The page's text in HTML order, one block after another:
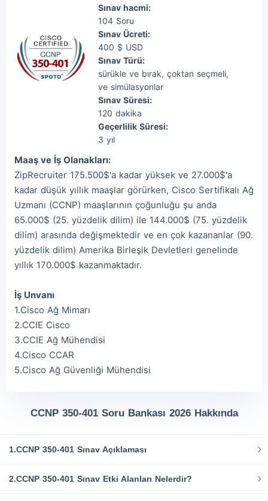
Sınav hacmi:
104 Soru
Sınav Ücreti:
400 $ USD
Sınav Türü:
sürükle ve bırak, çoktan seçmeli,
ve simülasyonlar
Sınav Süresi:
120 dakika
Geçerlilik Süresi:
3 yıl
Maaş ve İş Olanakları:
ZipRecruiter 175.500$'a kadar yüksek ve 27.000$'a
kadar düşük yıllık maaşlar görürken, Cisco Sertifikalı Ağ
Uzmanı (CCNP) maaşlarının çoğunluğu şu anda
65.000$ (25. yüzdelik dilim) ile 144.000$ (75. yüzdelik
dilim) arasında değişmektedir ve en çok kazananlar (90.
yüzdelik dilim) Amerika Birleşik Devletleri genelinde
yıllık 170.000$ kazanmaktadır.
İş Unvanı
1.Cisco Ağ Mimarı
2.CCIE Cisco
3.CCIE Ağ Mühendisi
4.Cisco CCAR
5.Cisco Ağ Güvenliği Mühendisi
CCNP 350-401 Soru Bankası 2026 Hakkında
1.CCNP 350-401 Sınav Açıklaması
2.CCNP 350-401 Sınav Etki Alanları Nelerdir?